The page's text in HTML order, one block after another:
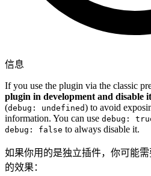
信息
If you use the plugin via the classic
plugin in development and disable
(debug: undefined) to avoid
information. You can use debug:
debug: false to always disable it.
如果你用的是独立插件，你可能
的效果：